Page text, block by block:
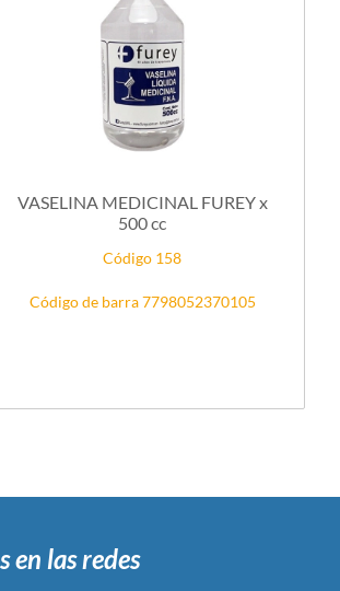
VASELINA MEDICINAL FUREY x
500 cc
Código 158
Código de barra 7798052370105
en las redes